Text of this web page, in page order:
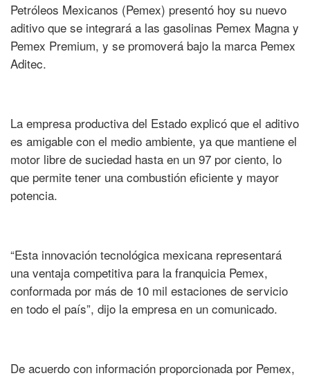
Petróleos Mexicanos (Pemex) presentó hoy su nuevo
aditivo que se integrará a las gasolinas Pemex Magna y
Pemex Premium, y se promoverá bajo la marca Pemex
Aditec.
La empresa productiva del Estado explicó que el aditivo
es amigable con el medio ambiente, ya que mantiene el
motor libre de suciedad hasta en un 97 por ciento, lo
que permite tener una combustión eficiente y mayor
potencia.
“Esta innovación tecnológica mexicana representará
una ventaja competitiva para la franquicia Pemex,
conformada por más de 10 mil estaciones de servicio
en todo el país”, dijo la empresa en un comunicado.
De acuerdo con información proporcionada por Pemex,